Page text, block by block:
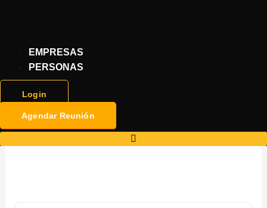
EMPRESAS
PERSONAS
Login
Agendar Reunión